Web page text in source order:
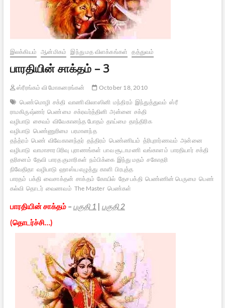
இலக்கியம் ஆன்மிகம் இந்து மத விளக்கங்கள் தத்துவம்
பாரதியின் சாக்தம் – 3
ஸ்ரீரங்கம் வி மோகனரங்கன்
October 18, 2010
பெண்மொழி சக்தி வாணி விலாஸினி மந்திரம் இந்துத்துவம் ஸ்ரீ
ராமகிருஷ்ணர் பெண்மை சக்ரவர்த்தினி அன்னை சக்தி
வழிபாடு சைவம் விவேகானந்த போதம் தாய்மை தாந்திரிக
வழிபாடு பெண்ணுரிமை பரமானந்த
தந்த்ரம் பெண் விவேகானந்தர் தந்திரம் பெண்ணியம் த்ரிபுரார்ணவம் அன்னை
வழிபாடு வாமாசார பிரிவு புராணங்கள் பாவ சூடாமணி வங்காளம் பாரதியார் சக்தி
தரிசனம் தேவி பாரத குமாரிகள் நம்பிக்கை இந்து மதம் சகோதரி
நிவேதிதா வழிபாடு ஹாஸ்ய எழுத்து காளி பிரபுத்த
பாரதம் பக்தி வைசாக்தன் சாக்தம் கோயில் தேச பக்தி பெண்ணின் பெருமை பெண்
கல்வி தொடர் வைணவம் The Master பெண்கள்
பாரதியின் சாக்தம்–பகுதி 1 | பகுதி 2
(தொடர்ச்சி…)